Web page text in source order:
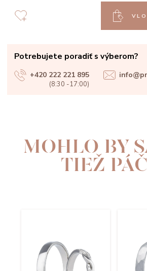
Potrebujete poradiť s výberom?
+420 222 221 895
(8:30 -17:00)
MOHLO BY
TIEŽ